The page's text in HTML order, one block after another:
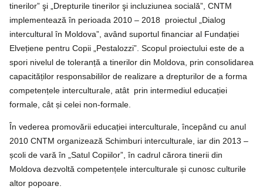
tinerilor” şi „Drepturile tinerilor şi incluziunea socială”, CNTM
implementează în perioada 2010 – 2018 proiectul „Dialog
intercultural în Moldova”, având suportul financiar al Fundației
Elvețiene pentru Copii „Pestalozzi”. Scopul proiectului este de a
spori nivelul de toleranță a tinerilor din Moldova, prin consolidarea
capacităților responsabililor de realizare a drepturilor de a forma
competențele interculturale, atât prin intermediul educației
formale, cât și celei non-formale.
În vederea promovării educației interculturale, începând cu anul
2010 CNTM organizează Schimburi interculturale, iar din 2013 –
școli de vară în „Satul Copiilor”, în cadrul cărora tinerii din
Moldova dezvoltă competențele interculturale și cunosc culturile
altor popoare.